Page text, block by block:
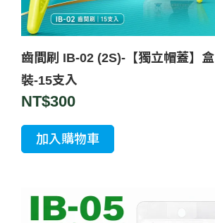
齒間刷 IB-02 (2S)-【獨立帽蓋】盒
裝-15支入
NT$300
加入購物車